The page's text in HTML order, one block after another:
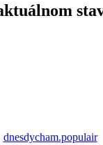
dnesdycham.populair